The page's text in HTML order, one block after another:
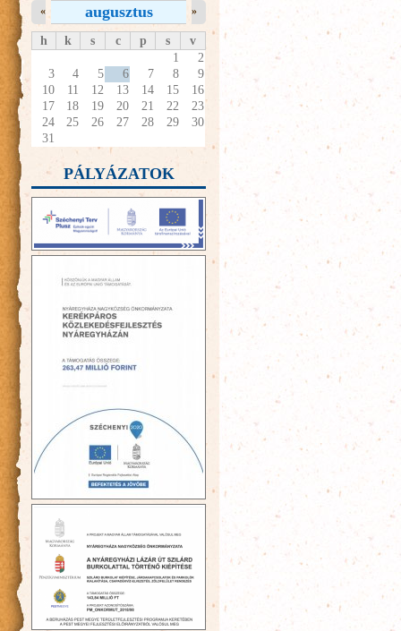
augusztus
« »
h k s c p s
v
1
2
3
4 5 6 7 8
9
10
11 12 13 14 15
16
17
18 19 20 21 22
23
24
25 26 27 28 29
30
31
PÁLYÁZATOK